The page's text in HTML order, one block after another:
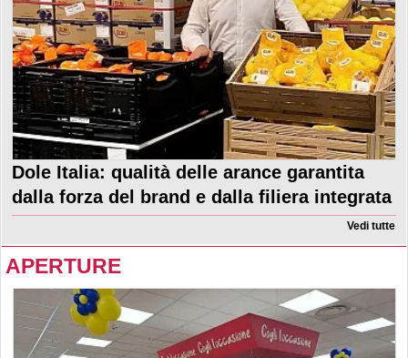
Dole Italia: qualità delle arance garantita
dalla forza del brand e dalla filiera integrata
Vedi tutte
APERTURE